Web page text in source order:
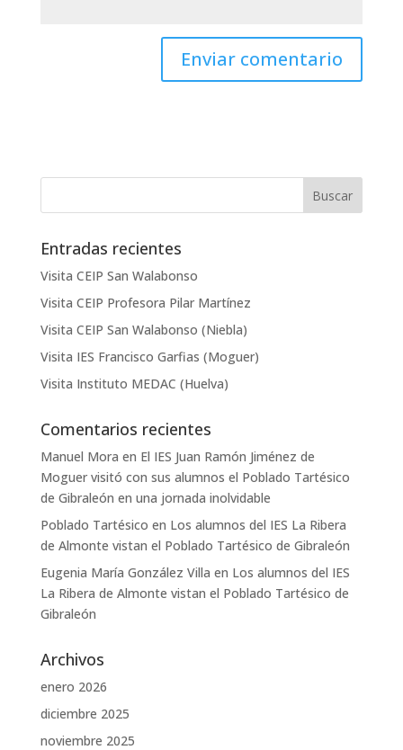
Entradas recientes
Visita CEIP San Walabonso
Visita CEIP Profesora Pilar Martínez
Visita CEIP San Walabonso (Niebla)
Visita IES Francisco Garfias (Moguer)
Visita Instituto MEDAC (Huelva)
Comentarios recientes
Manuel Mora en El IES Juan Ramón Jiménez de
Moguer visitó con sus alumnos el Poblado Tartésico
de Gibraleón en una jornada inolvidable
Poblado Tartésico en Los alumnos del IES La Ribera
de Almonte vistan el Poblado Tartésico de Gibraleón
Eugenia María González Villa en Los alumnos del IES
La Ribera de Almonte vistan el Poblado Tartésico de
Gibraleón
Archivos
enero 2026
diciembre 2025
noviembre 2025